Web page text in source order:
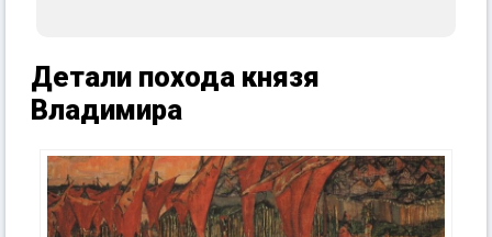
Детали похода князя
Владимира